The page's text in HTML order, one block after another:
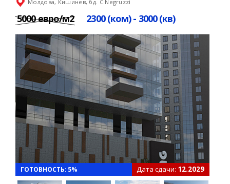
Молдова, Кишинев, бд. C.Negruzzi
5000 евро/м2 2300 (ком) - 3000 (кв)
ГОТОВНОСТЬ: 5% Дата сдачи: 12.2029